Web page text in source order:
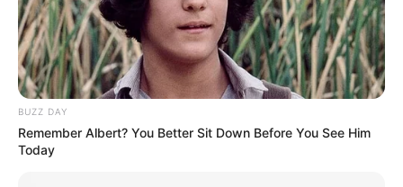
Berapa Kekayaannya
Tidak diketahui pasti berapa kekayaan bersihnya.
Apa kewarganegaraannya?
Kewarganegaraannya adalah Indonesia.
Terjun di industri hiburan di yang tak begitu muda, yakni 26
BUZZ DAY
Remember Albert? You Better Sit Down Before You See Him
Today